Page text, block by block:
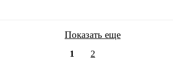
Показать еще
1 2